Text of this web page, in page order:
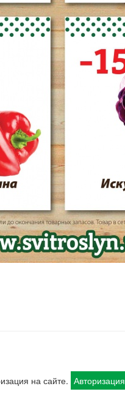
на сайте. Авторизация